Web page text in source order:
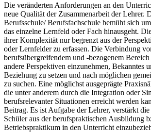
Die veränderten Anforderungen an den
neue Qualität der Zusammenarbeit der Lehrer.
Berufsschule/ Berufsfachschule bemüht sich
das einzelne Lernfeld oder Fach hinausgeht.
ihrer Komplexität nur begrenzt aus der
oder Lernfelder zu erfassen. Die Verbindung
berufsübergreifendem und -bezogenem
andere Perspektiven einzunehmen, Bekanntes
Beziehung zu setzen und nach möglichen
zu suchen. Eine möglichst ausgeprägte
die unter anderem durch die Integration oder
berufsrelevanter Situationen erreicht werden
Beitrag. Es ist Aufgabe der Lehrer, verstärkt
Schüler aus der berufspraktischen Ausbildung
Betriebspraktikum in den Unterricht